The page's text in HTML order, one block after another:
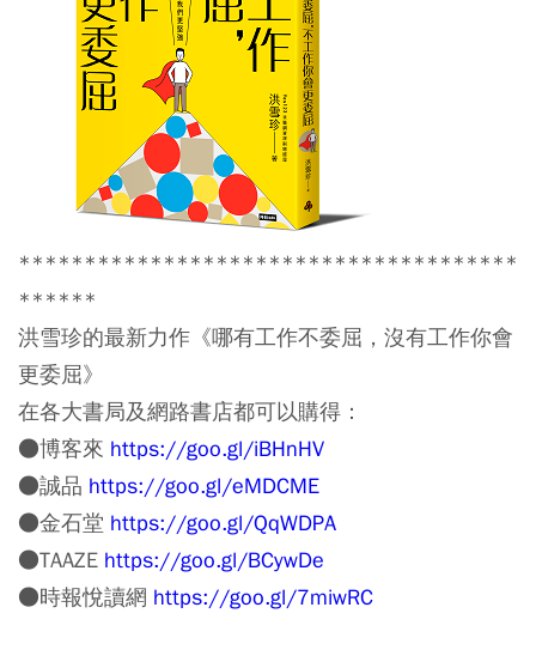
**************************************
******
洪雪珍的最新力作《哪有工作不委屈，沒有工作你會
更委屈》
在各大書局及網路書店都可以購得：
●博客來 https://goo.gl/iBHnHV
●誠品 https://goo.gl/eMDCME
●金石堂 https://goo.gl/QqWDPA
●TAAZE https://goo.gl/BCywDe
●時報悅讀網 https://goo.gl/7miwRC